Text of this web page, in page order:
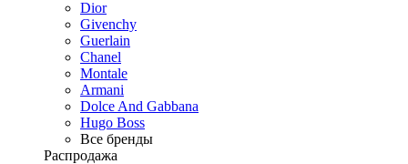
Dior
Givenchy
Guerlain
Chanel
Montale
Armani
Dolce And Gabbana
Hugo Boss
Все бренды
Распродажа